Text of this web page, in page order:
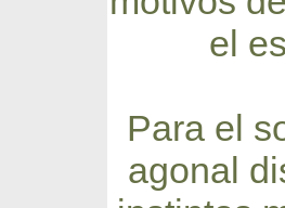
el
Para el
agonal